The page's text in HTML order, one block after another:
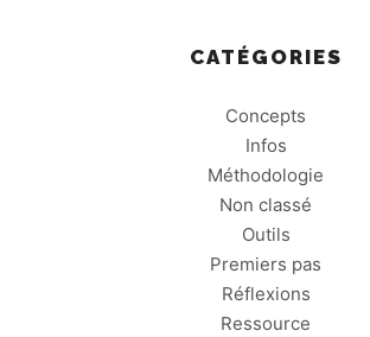
CATÉGORIES
Concepts
Infos
Méthodologie
Non classé
Outils
Premiers pas
Réflexions
Ressource